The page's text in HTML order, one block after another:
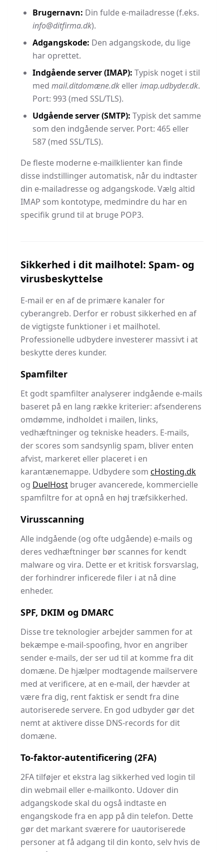
Brugernavn: Din fulde e-mailadresse (f.eks.
info@ditfirma.dk).
Adgangskode: Den adgangskode, du lige
har oprettet.
Indgående server (IMAP): Typisk noget i stil
med mail.ditdomæne.dk ellerimap.udbyder.dk.
Port: 993 (med SSL/TLS).
Udgående server (SMTP): Typisk det samme
som den indgående server. Port: 465 eller
587 (med SSL/TLS).
De fleste moderne e-mailklienter kan finde
disse indstillinger automatisk, når du indtaster
din e-mailadresse og adgangskode. Vælg altid
IMAP som kontotype, medmindre du har en
specifik grund til at bruge POP3.
Sikkerhed i dit mailhotel: Spam- og
virusbeskyttelse
E-mail er en af de primære kanaler for
cyberangreb. Derfor er robust sikkerhed en af
de vigtigste funktioner i et mailhotel.
Professionelle udbydere investerer massivt i at
beskytte deres kunder.
Spamfilter
Et godt spamfilter analyserer indgående e-mails
baseret på en lang række kriterier: afsenderens
omdømme, indholdet i mailen, links,
vedhæftninger og tekniske headers. E-mails,
der scores som sandsynlig spam, bliver enten
afvist, markeret eller placeret i en
karantænemappe. Udbydere som cHosting.dk
og DuelHost bruger avancerede, kommercielle
spamfiltre for at opnå en høj træfsikkerhed.
Virusscanning
Alle indgående (og ofte udgående) e-mails og
deres vedhæftninger bør scannes for kendt
malware og vira. Dette er et kritisk forsvarslag,
der forhindrer inficerede filer i at nå dine
enheder.
SPF, DKIM og DMARC
Disse tre teknologier arbejder sammen for at
bekæmpe e-mail-spoofing, hvor en angriber
sender e-mails, der ser ud til at komme fra dit
domæne. De hjælper modtagende mailservere
med at verificere, at en e-mail, der hævder at
være fra dig, rent faktisk er sendt fra dine
autoriserede servere. En god udbyder gør det
nemt at aktivere disse DNS-records for dit
domæne.
To-faktor-autentificering (2FA)
2FA tilføjer et ekstra lag sikkerhed ved login til
din webmail eller e-mailkonto. Udover din
adgangskode skal du også indtaste en
engangskode fra en app på din telefon. Dette
gør det markant sværere for uautoriserede
personer at få adgang til din konto, selv hvis de